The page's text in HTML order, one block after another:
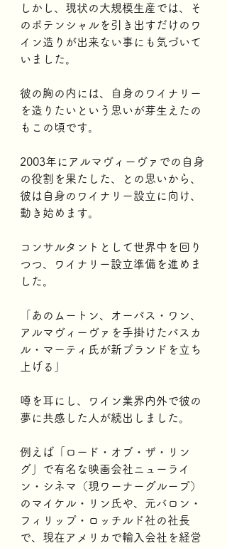
しかし、現状の大規模生産では、そ
のポテンシャルを引き出すだけのワ
イン造りが出来ない事にも気づいて
いました。
彼の胸の内には、自身のワイナリー
を造りたいという思いが芽生えたの
もこの頃です。
2003年にアルマヴィーヴァでの自身
の役割を果たした、との思いから、
彼は自身のワイナリー設立に向け、
動き始めます。
コンサルタントとして世界中を回り
つつ、ワイナリー設立準備を進めま
した。
「あのムートン、オーパス・ワン、
アルマヴィーヴァを手掛けたパスカ
ル・マーティ氏が新ブランドを立ち
上げる」
噂を耳にし、ワイン業界内外で彼の
夢に共感した人が続出しました。
例えば「ロード・オブ・ザ・リン
グ」で有名な映画会社ニューライ
ン・シネマ（現ワーナーグループ）
のマイケル・リン氏や、元バロン・
フィリップ・ロッチルド社の社長
で、現在アメリカで輸入会社を経営